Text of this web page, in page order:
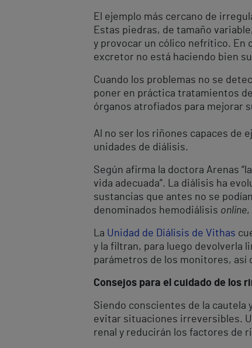
El ejemplo más cercano de
Estas piedras, de tamaño
y provocar un cólico nefrítico. En
excretor no está haciendo bien
Cuando los problemas no se
poner en práctica tratamientos
órganos atrofiados para mejorar
Al no ser los riñones capaces de
unidades de diálisis.
Según afirma la doctora Arenas
vida adecuada”. La diálisis ha
sustancias que antes no se
denominados hemodiálisis online,
La Unidad de Diálisis de Vithas
y la filtran, para luego devolverla
parámetros de los monitores, así
Consejos para el cuidado de los
Siendo conscientes de la cautela
evitar situaciones irreversibles.
renal y reducirán los factores de